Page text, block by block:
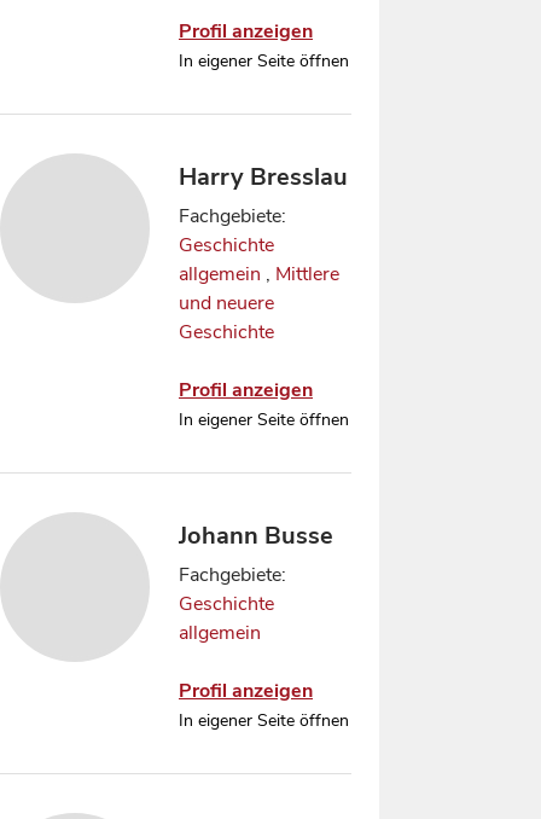
Profil anzeigen
In eigener Seite öffnen
Harry Bresslau
Fachgebiete:
Geschichte
allgemein , Mittlere
und neuere
Geschichte
Profil anzeigen
In eigener Seite öffnen
Johann Busse
Fachgebiete:
Geschichte
allgemein
Profil anzeigen
In eigener Seite öffnen